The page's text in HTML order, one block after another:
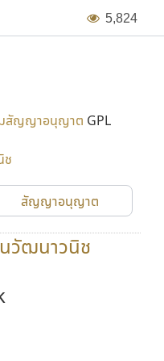
5,824
มสัญญาอนุญาต GPL
ช
สัญญาอนุญาต
วัฒนาวนิช